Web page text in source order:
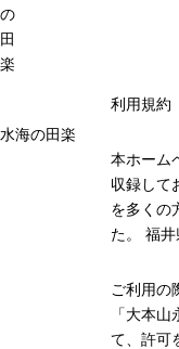
の
田
楽
水海の田楽
利用規約
本ホーム
収録して
を多くの
た。 福
ご利用の
「大本
て、許可